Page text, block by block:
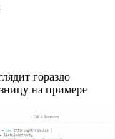
гораздо
на примере